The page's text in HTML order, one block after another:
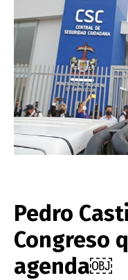
Pedro
Congreso
agenda￼